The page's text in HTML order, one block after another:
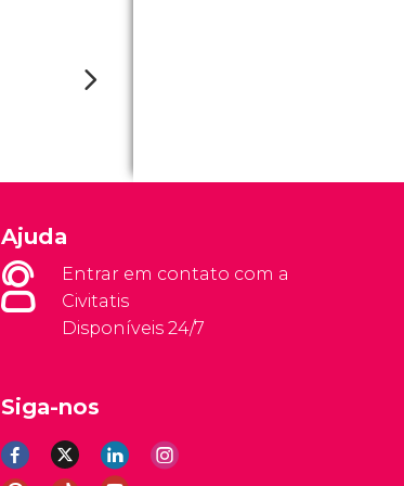
Ajuda
Entrar em contato com a
Civitatis
Disponíveis 24/7
Siga-nos